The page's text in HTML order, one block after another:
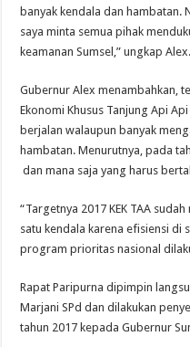
banyak kendala dan hambatan.
saya minta semua pihak
keamanan Sumsel,” ungkap Alex.
Gubernur Alex menambahkan,
Ekonomi Khusus Tanjung Api
berjalan walaupun banyak
hambatan. Menurutnya, pada
dan mana saja yang harus
“Targetnya 2017 KEK TAA
satu kendala karena efisiensi di
program prioritas nasional
Rapat Paripurna dipimpin
Marjani SPd dan dilakukan
tahun 2017 kepada Gubernur